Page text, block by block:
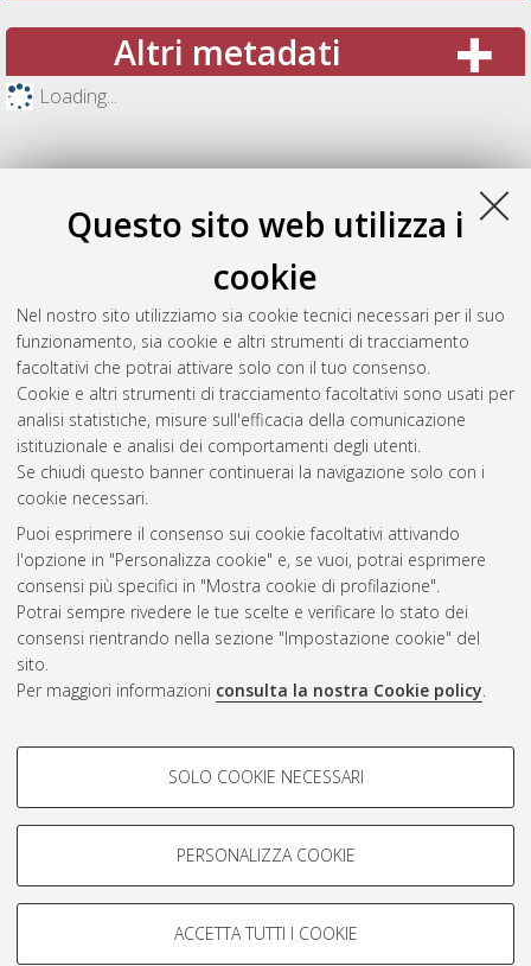
Questo sito web utilizza i
cookie
Nel nostro sito utilizziamo sia cookie tecnici necessari per il suo
funzionamento, sia cookie e altri strumenti di tracciamento
facoltativi che potrai attivare solo con il tuo consenso.
Cookie e altri strumenti di tracciamento facoltativi sono usati per
analisi statistiche, misure sull'efficacia della comunicazione
istituzionale e analisi dei comportamenti degli utenti.
Se chiudi questo banner continuerai la navigazione solo con i
cookie necessari.
Puoi esprimere il consenso sui cookie facoltativi attivando
l'opzione in "Personalizza cookie" e, se vuoi, potrai esprimere
consensi più specifici in "Mostra cookie di profilazione".
Potrai sempre rivedere le tue scelte e verificare lo stato dei
consensi rientrando nella sezione "Impostazione cookie" del
sito.
Per maggiori informazioni consulta la nostra Cookie policy.
COOKIE DI PROFILAZIONE -
Si tratta di cookie utilizzati per analizzare le caratteristiche della
navigazione degli utenti, creare profili in base al loro comportamento
Mostra cookie di profilazione
SOLO COOKIE NECESSARI
PERSONALIZZA COOKIE
ACCETTA TUTTI I COOKIE
Altri metadati
Loading...
Gestione del documento:
Atom
Rss 1.0
Rss 2.0
ISSN: 2038-7946
Impostazioni Cookie
Informativa sulla privacy
Condizioni d’uso del sito